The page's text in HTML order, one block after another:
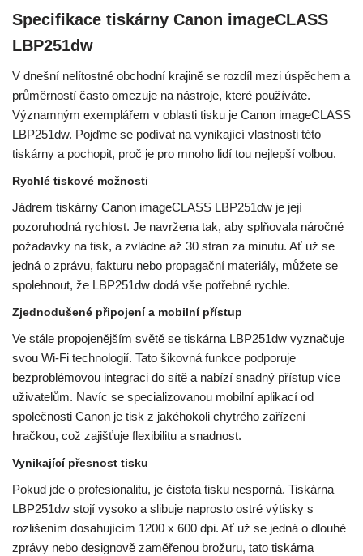
Specifikace tiskárny Canon imageCLASS
LBP251dw
V dnešní nelítostné obchodní krajině se rozdíl mezi úspěchem a
průměrností často omezuje na nástroje, které používáte.
Významným exemplářem v oblasti tisku je Canon imageCLASS
LBP251dw. Pojďme se podívat na vynikající vlastnosti této
tiskárny a pochopit, proč je pro mnoho lidí tou nejlepší volbou.
Rychlé tiskové možnosti
Jádrem tiskárny Canon imageCLASS LBP251dw je její
pozoruhodná rychlost. Je navržena tak, aby splňovala náročné
požadavky na tisk, a zvládne až 30 stran za minutu. Ať už se
jedná o zprávu, fakturu nebo propagační materiály, můžete se
spolehnout, že LBP251dw dodá vše potřebné rychle.
Zjednodušené připojení a mobilní přístup
Ve stále propojenějším světě se tiskárna LBP251dw vyznačuje
svou Wi-Fi technologií. Tato šikovná funkce podporuje
bezproblémovou integraci do sítě a nabízí snadný přístup více
uživatelům. Navíc se specializovanou mobilní aplikací od
společnosti Canon je tisk z jakéhokoli chytrého zařízení
hračkou, což zajišťuje flexibilitu a snadnost.
Vynikající přesnost tisku
Pokud jde o profesionalitu, je čistota tisku nesporná. Tiskárna
LBP251dw stojí vysoko a slibuje naprosto ostré výtisky s
rozlišením dosahujícím 1200 x 600 dpi. Ať už se jedná o dlouhé
zprávy nebo designově zaměřenou brožuru, tato tiskárna